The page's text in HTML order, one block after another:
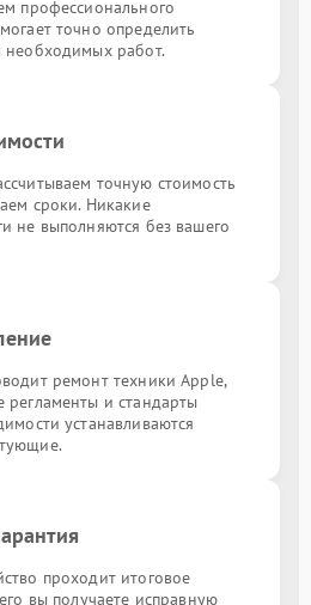
профессионального
точно определить
работ.
точную стоимость
сроки. Никакие
не выполняются без вашего
ремонт техники Apple,
регламенты и стандарты
устанавливаются
проходит итоговое
вы получаете исправную